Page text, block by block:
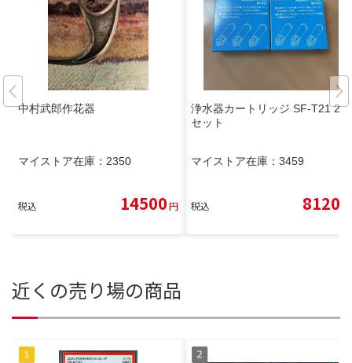
中村武郎作花器
マイストア在庫： 2350
税込 14500円
浄水器カートリッジ SF-T21 2個
セット
マイストア在庫： 3459
税込 8120
近くの売り場の商品